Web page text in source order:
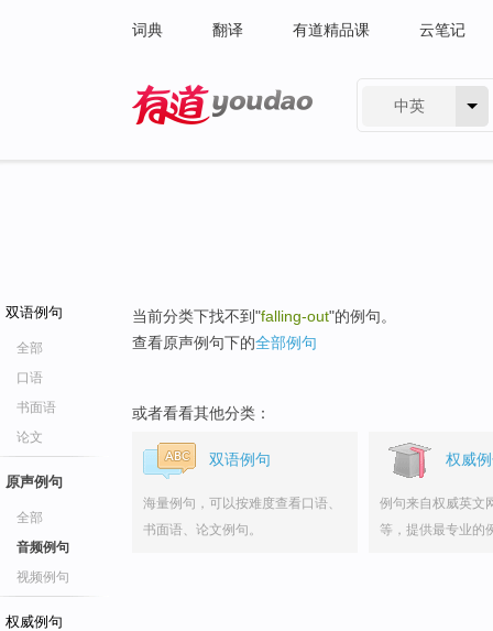
词典 翻译 有道精品课 云笔记
中英
双语例句
全部
口语
书面语
论文
原声例句
全部
音频例句
视频例句
权威例句
当前分类下找不到"falling-out"的例句。
查看原声例句下的全部例句
或者看看其他分类：
双语例句
海量例句，可以按难度查看口语、
书面语、论文例句。
权威
例句来自权威英文
等，提供最专业的